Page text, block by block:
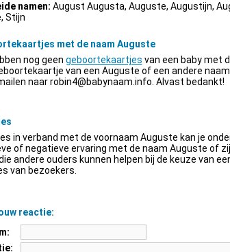
namen: August Augusta, Auguste, Augustijn,
Stijn
met de naam Auguste
nog geen geboortekaartjes van een baby met
van een Auguste of een andere
naarrobin4@babynaam.info . Alvast bedankt!
in verband met de voornaam Auguste kan je
of negatieve ervaring met de naam Auguste of
andere ouders kunnen helpen bij de keuze van
van bezoekers.
reactie: